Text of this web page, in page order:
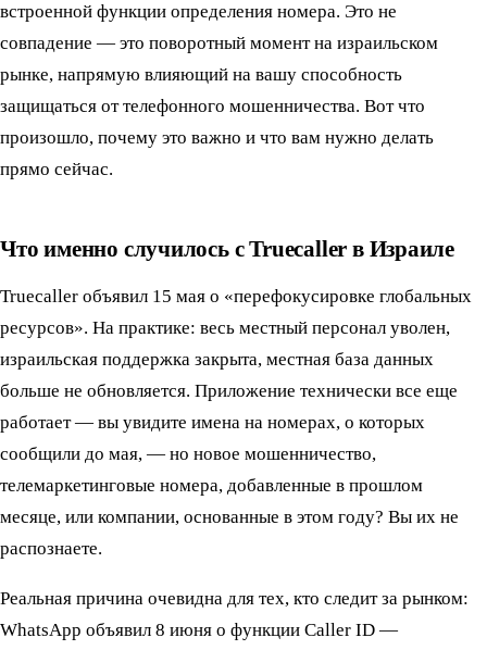
встроенной функции определения номера. Это не
совпадение — это поворотный момент на израильском
рынке, напрямую влияющий на вашу способность
защищаться от телефонного мошенничества. Вот что
произошло, почему это важно и что вам нужно делать
прямо сейчас.
Что именно случилось с Truecaller в Израиле
Truecaller объявил 15 мая о «перефокусировке глобальных
ресурсов». На практике: весь местный персонал уволен,
израильская поддержка закрыта, местная база данных
больше не обновляется. Приложение технически все еще
работает — вы увидите имена на номерах, о которых
сообщили до мая, — но новое мошенничество,
телемаркетинговые номера, добавленные в прошлом
месяце, или компании, основанные в этом году? Вы их не
распознаете.
Реальная причина очевидна для тех, кто следит за рынком:
WhatsApp объявил 8 июня о функции Caller ID —